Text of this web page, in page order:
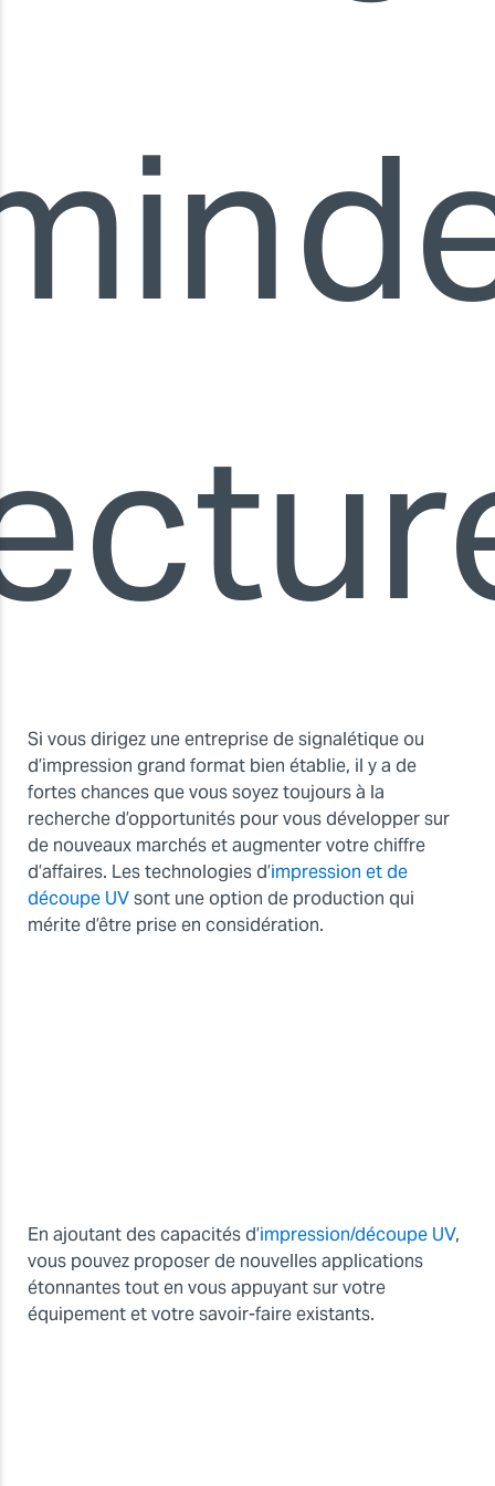
Si vous dirigez une entreprise de signalétique ou
d’impression grand format bien établie, il y a de
fortes chances que vous soyez toujours à la
recherche d’opportunités pour vous développer sur
de nouveaux marchés et augmenter votre chiffre
d’affaires. Les technologies d’impression et de
découpe UVsont une option de production qui
mérite d’être prise en considération.
En ajoutant des capacités d’impression/découpe UV,
vous pouvez proposer de nouvelles applications
étonnantes tout en vous appuyant sur votre
équipement et votre savoir-faire existants.